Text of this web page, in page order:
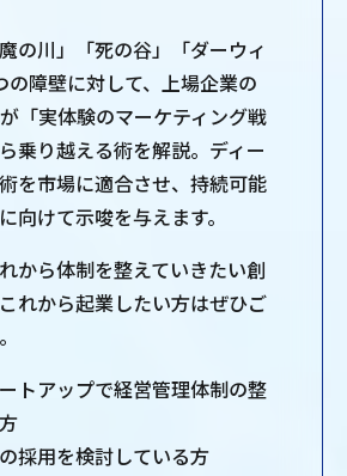
の川」「死の谷」「ダーウィ
の障壁に対して、上場企業の
「実体験のマーケティング戦
乗り越える術を解説。ディー
を市場に適合させ、持続可能
向けて示唆を与えます。
から体制を整えていきたい創
れから起業したい方はぜひご
トアップで経営管理体制の整
を検討している方